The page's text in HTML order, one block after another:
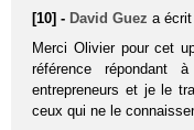
[10] - David Guez a écrit
Merci Olivier pour cet
référence répondant
entrepreneurs et je le
ceux qui ne le